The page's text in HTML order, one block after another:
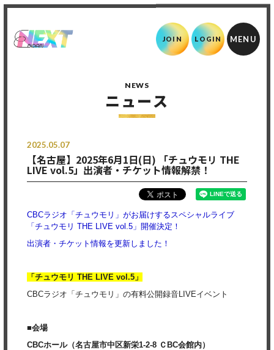
JOIN LOGIN
NEWS
ニュース
2025.05.07
【名古屋】2025年6月1日(日) 「チュウモリ THE
LIVE vol.5」出演者・チケット情報解禁！
CBCラジオ「チュウモリ」がお届けするスペシャルライブ
「チュウモリ THE LIVE vol.5」開催決定！
出演者・チケット情報を更新しました！
「チュウモリ THE LIVE vol.5」
CBCラジオ「チュウモリ」の有料公開録音LIVEイベント
■会場
CBCホール（名古屋市中区新栄1-2-8 ＣBC会館内）